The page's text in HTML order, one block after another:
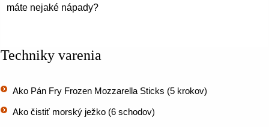
máte nejaké nápady?
Techniky varenia
Ako Pán Fry Frozen Mozzarella Sticks (5 krokov)
Ako čistiť morský ježko (6 schodov)